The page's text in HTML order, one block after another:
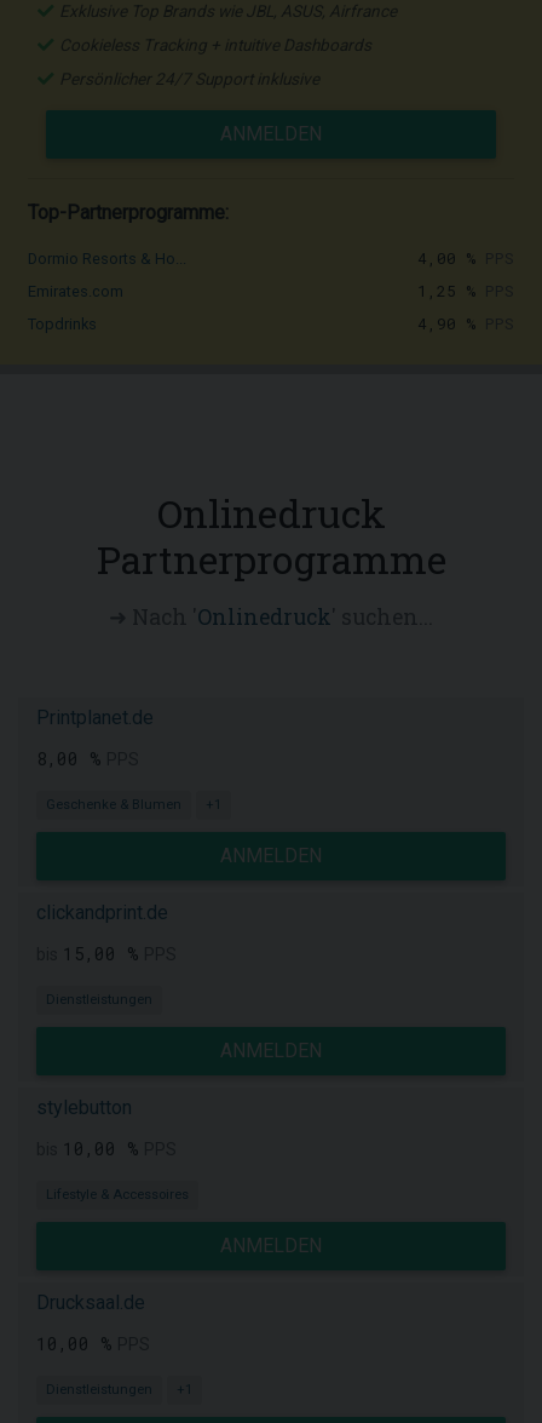
Exklusive Top Brands wie JBL, ASUS, Airfrance
Cookieless Tracking + intuitive Dashboards
Persönlicher 24/7 Support inklusive
ANMELDEN
Top-Partnerprogramme:
Dormio Resorts & Ho... 4,00 %
Emirates.com 1,25 %
Topdrinks 4,90 %
Onlinedruck
Partnerprogramme
Onlinedruck
Printplanet.de
8,00 %
Geschenke & Blumen +1
ANMELDEN
clickandprint.de
15,00 %
Dienstleistungen
ANMELDEN
stylebutton
10,00 %
Lifestyle & Accessoires
ANMELDEN
Drucksaal.de
10,00 %
Dienstleistungen +1